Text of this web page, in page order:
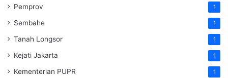
Pemprov 1
Sembahe 1
Tanah Longsor 1
Kejati Jakarta 1
Kementerian PUPR 1